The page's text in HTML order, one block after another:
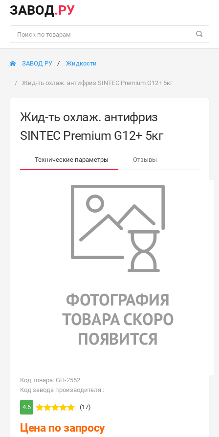
ЗАВОД.РУ
ЗАВОД РУ Жидкости
Жид-ть охлаж. антифриз SINTEC Premium G12+ 5кг
Жид-ть охлаж. антифриз
SINTEC Premium G12+ 5кг
Технические параметры Отзывы
Код товара: GH-2552
Код завода производителя :
4.6 (17)
Цена по запросу